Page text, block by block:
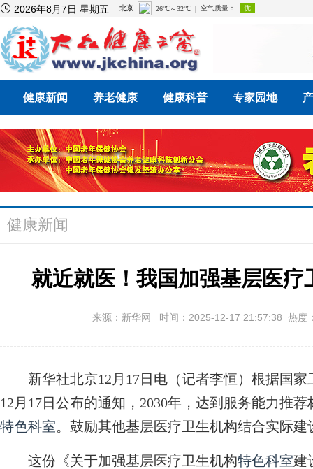
 2026年8月7日 星期五
健康新闻 养老健康 健康科普 专家园地
健康新闻
就近就医！我国加强基层医
来源：新华网 时间：2025-12-17 21:57:38 热度
新华社北京12月17日电（记者李恒）根据国家
12月17日公布的通知，2030年，达到服务能力推
特色科室。鼓励其他基层医疗卫生机构结合实际建
这份《关于加强基层医疗卫生机构特色科室建